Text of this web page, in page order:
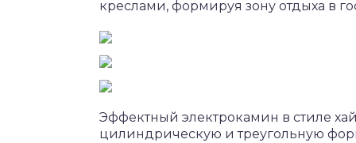
креслами, формируя зону отдыха в
Эффектный электрокамин в стиле
цилиндрическую и треугольную